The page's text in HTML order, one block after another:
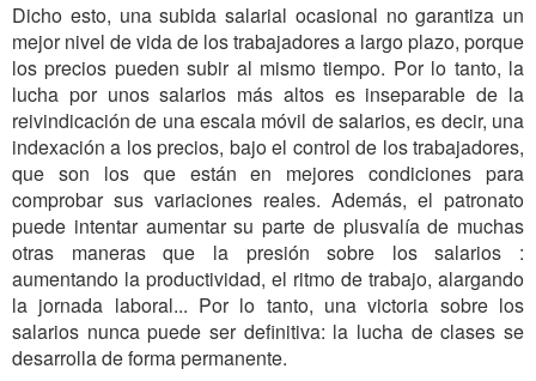
Dicho esto, una subida salarial ocasional no garantiza un
mejor nivel de vida de los trabajadores a largo plazo, porque
los precios pueden subir al mismo tiempo. Por lo tanto, la
lucha por unos salarios más altos es inseparable de la
reivindicación de una escala móvil de salarios, es decir, una
indexación a los precios, bajo el control de los trabajadores,
que son los que están en mejores condiciones para
comprobar sus variaciones reales. Además, el patronato
puede intentar aumentar su parte de plusvalía de muchas
otras maneras que la presión sobre los salarios :
aumentando la productividad, el ritmo de trabajo, alargando
la jornada laboral... Por lo tanto, una victoria sobre los
salarios nunca puede ser definitiva: la lucha de clases se
desarrolla de forma permanente.